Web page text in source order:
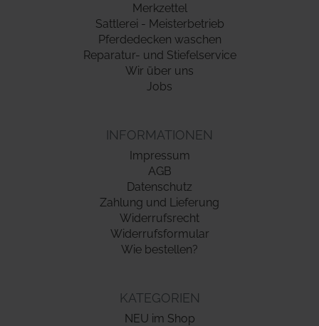
Merkzettel
Sattlerei - Meisterbetrieb
Pferdedecken waschen
Reparatur- und Stiefelservice
Wir über uns
Jobs
INFORMATIONEN
Impressum
AGB
Datenschutz
Zahlung und Lieferung
Widerrufsrecht
Widerrufsformular
Wie bestellen?
KATEGORIEN
NEU im Shop